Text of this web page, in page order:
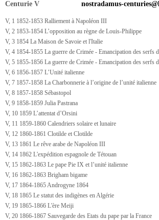
Centurie V
V, 1 1852-1853 Ralliement à Napoléon III
V, 2 1853-1854 L’opposition au règne de Louis-Philippe
V, 3 1854 La Maison de Savoie et l'Italie
V, 4 1854-1855 La guerre de Crimée - Emancipation des serfs
V, 5 1855-1856 La guerre de Crimée - Emancipation des serfs
V, 6 1856-1857 L’Unité italienne
V, 7 1857-1858 La Charbonnerie à l’origine de l’unité italienne
V, 8 1857-1858 Sébastopol
V, 9 1858-1859 Julia Pastrana
V, 10 1859 L’attentat d’Orsini
V, 11 1859-1860 Calendriers solaire et lunaire
V, 12 1860-1861 Clotilde et Clotilde
V, 13 1861 Le rêve arabe de Napoléon III
V, 14 1862 L'expédition espagnole de Tétouan
V, 15 1862-1863 Le pape Pie IX et l’unité italienne
V, 16 1862-1863 Brigham bigame
V, 17 1864-1865 Androgyne 1864
V, 18 1865 Le statut des indigènes en Algérie
V, 19 1865-1866 L'ère Meiji
V, 20 1866-1867 Sauvegarde des Etats du pape par la France
nostradamus-